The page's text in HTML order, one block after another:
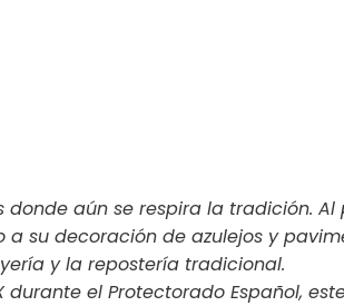
aún se respira la tradición. Al
decoración de azulejos y
y la repostería tradicional.
durante el Protectorado Español,